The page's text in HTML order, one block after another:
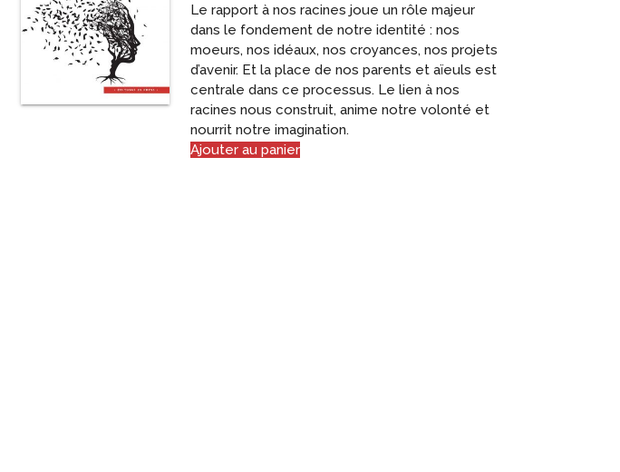
Le rapport à nos racines joue un rôle majeur
dans le fondement de notre identité : nos
moeurs, nos idéaux, nos croyances, nos projets
d’avenir. Et la place de nos parents et aïeuls est
centrale dans ce processus. Le lien à nos
racines nous construit, anime notre volonté et
nourrit notre imagination.
Ajouter au panier